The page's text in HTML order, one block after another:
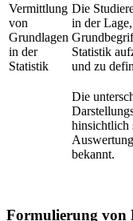
Vermittlung
von
Grundlagen
in der
Statistik
Die
in der Lage,
Statistik
und zu
Die
hinsichtlich
bekannt.
Formulierung von